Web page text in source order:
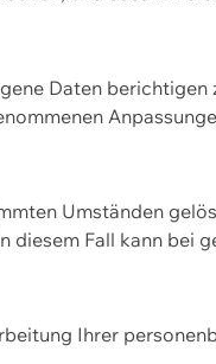
Daten
Umständen
Fall kann bei
Ihrer